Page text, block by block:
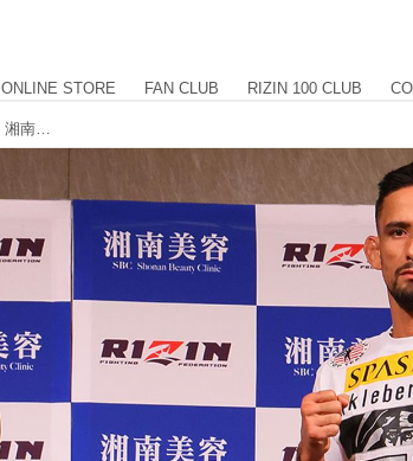
ONLINE STORE FAN CLUB RIZIN 100 CLUB